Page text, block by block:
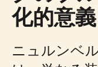
化的意義
ニュルンベ